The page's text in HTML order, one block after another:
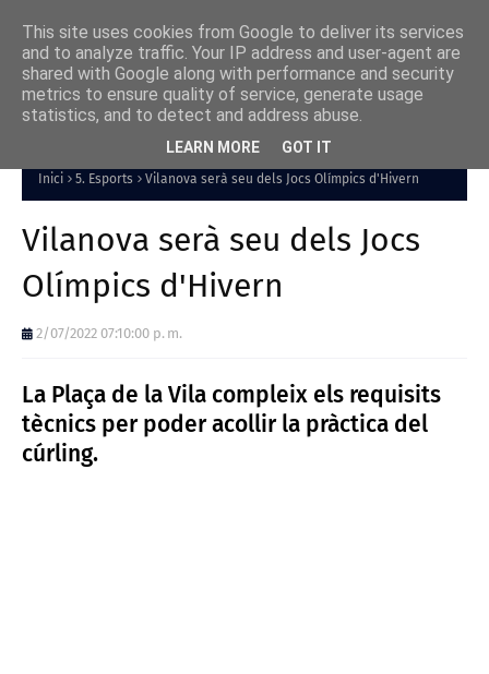
Inici 5. Esports Vilanova serà seu dels Jocs Olímpics d'Hivern
Vilanova serà seu dels Jocs
Olímpics d'Hivern
2/07/2022 07:10:00 p. m.
La Plaça de la Vila compleix els requisits
tècnics per poder acollir la pràctica del
cúrling.
This site uses cookies from Google to deliver its services
and to analyze traffic. Your IP address and user-agent are
shared with Google along with performance and security
metrics to ensure quality of service, generate usage
statistics, and to detect and address abuse.
LEARN MORE GOT IT